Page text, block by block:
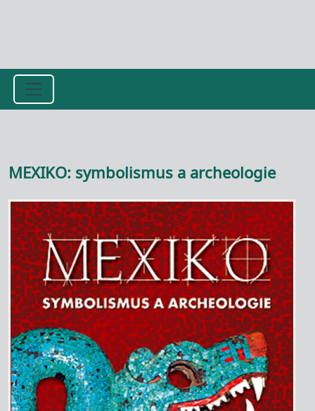
Přejít k hlavnímu obsahu
MEXIKO: symbolismus a archeologie